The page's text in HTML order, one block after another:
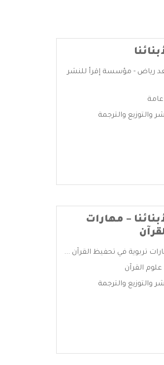
رياض - مؤسسة إقرأ للنشر
والتوزيع والترجمة
– مهارات
تربوية في تحفيظ القرآن ...
علوم القرآن
والتوزيع والترجمة